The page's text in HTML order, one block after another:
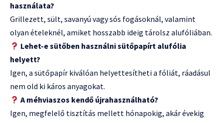
használata?
Grillezett, sült, savanyú vagy sós fogásoknál, valamint
olyan ételeknél, amiket hosszabb ideig tárolsz alufóliában.
Lehet-e sütőben használni sütőpapírt alufólia
helyett?
Igen, a sütőpapír kiválóan helyettesítheti a fóliát, ráadásul
nem old ki káros anyagokat.
A méhviaszos kendő újrahasználható?
Igen, megfelelő tisztítás mellett hónapokig, akár évekig